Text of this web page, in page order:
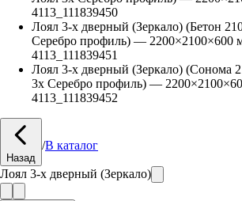
4113_111839450
Лоял 3-х дверный (Зеркало) (Бетон
Серебро профиль) — 2200×2100×600
4113_111839451
Лоял 3-х дверный (Зеркало) (Сонома
3х Серебро профиль) — 2200×2100×
4113_111839452
Назад
/В каталог
Лоял 3-х дверный (Зеркало)